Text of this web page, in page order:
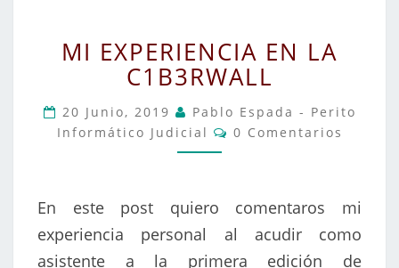
EXPERIENCIA
EN
C1B3RWALL
MI EXPERIENCIA EN LA
C1B3RWALL
20 Junio, 2019
Pablo Espada - Perito
Informático Judicial
Comentarios
0 Comentarios
En este post quiero comentaros mi
experiencia personal al acudir como
asistente a la primera edición de